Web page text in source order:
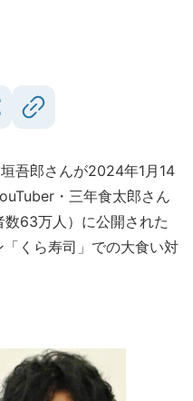
吾郎さんが2024年1月14
・三年食太郎さん
63万人）に公開された
くら寿司」での大食い対